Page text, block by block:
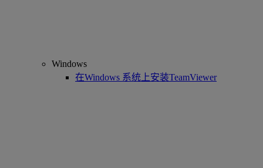
Windows
在Windows 系统上安装TeamViewer